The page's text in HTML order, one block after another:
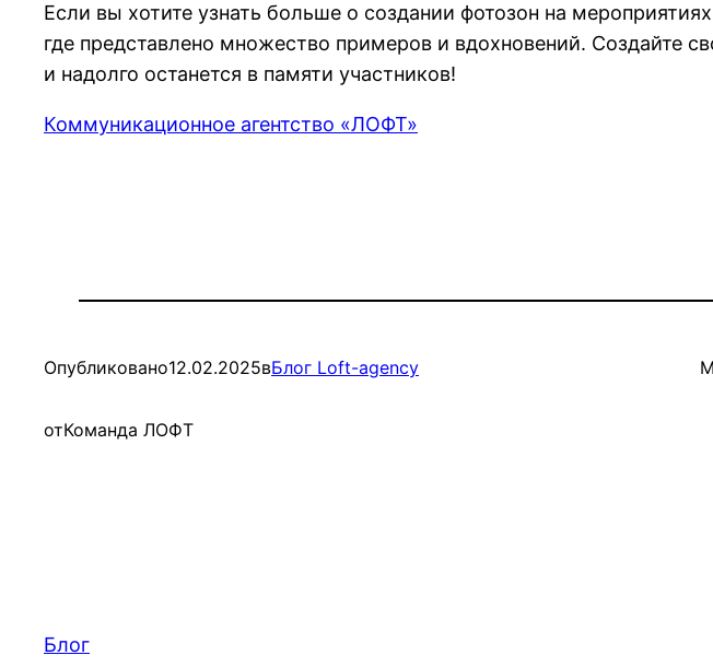
Если вы хотите узнать больше о создании фотозон на
где представлено множество примеров и вдохновений. Создайте
и надолго останется в памяти участников!
Коммуникационное агентство «ЛОФТ»
Опубликовано12.02.2025вБлог Loft-agency
отКоманда ЛОФТ
Блог